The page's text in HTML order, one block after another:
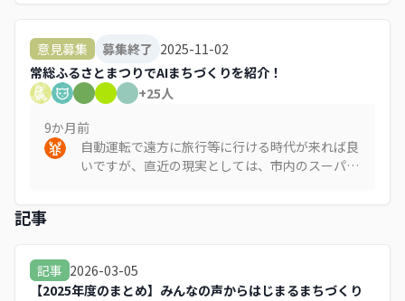
っていますが、誰の意見を聞いたのですか？市民
の意見は聞いたのですか？回ってほしいスーパー
になどは止まらず、1日に来るかどうかのバスな
んて頼れません。水海道中心の考えばかりで、若
せんよ
意見募集 募集終了 2025-11-02
常総ふるさとまつりでAIまちづくりを紹介！
+25人
9か月前
自動運転で遠方に旅行等に行ける時代が来れば良
いですが、直近の現実としては、市内のスーパー
記事
記事 2026-03-05
【2025年度のまとめ】みんなの声からはじまるまちづくり